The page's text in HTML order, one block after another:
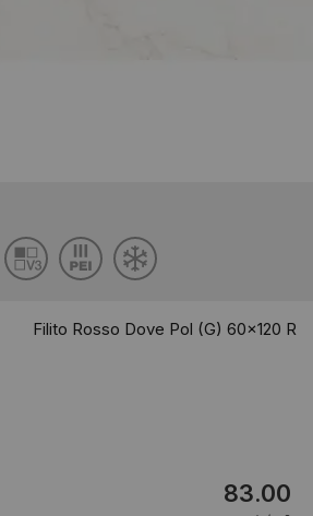
Filito Rosso Dove Pol (G) 60x120 R
83.00